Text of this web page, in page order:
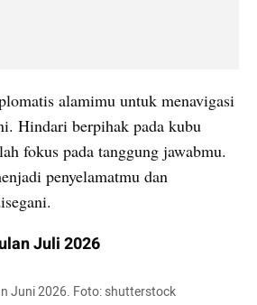
alamimu untuk menavigasi
Hindari berpihak pada kubu
fokus pada tanggung jawabmu.
penyelamatmu dan
Juli 2026
Juni 2026. Foto: shutterstock